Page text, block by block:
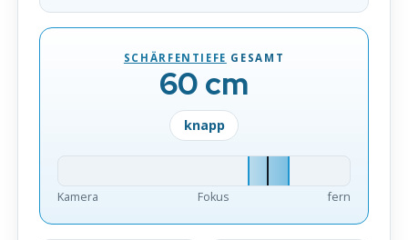
SCHÄRFENTIEFE GESAMT
60 cm
knapp
Kamera Fokus fern